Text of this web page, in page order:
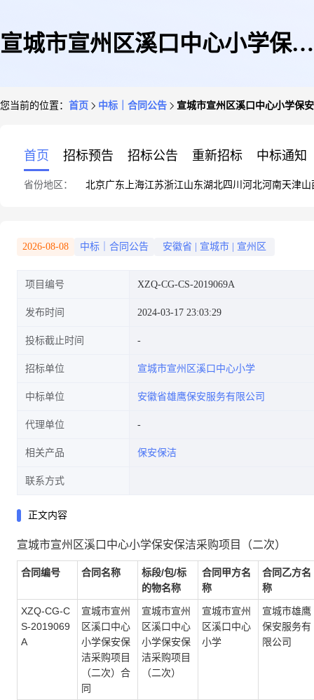
宣城市宣州区溪口中心小学保安
您当前的位置： 首页 中标｜合同公告 宣城市宣州区溪口中心小学保
首页 招标预告 招标公告 重新招标 中标通知
省份地区： 北京广东 上海江苏浙江山东湖北四川 河北河南天津山
2026-08-08 中标｜合同公告 安徽省 宣城市 宣州区
项目编号 XZQ-CG-CS-2019069A
发布时间 2024-03-17 23:03:29
投标截止时间
招标单位 宣城市宣州区溪口中心小学
中标单位 安徽省雄鹰保安服务有限公司
代理单位
相关产品 保安保洁
联系方式
正文内容
宣城市宣州区溪口中心小学保安保洁采购项目（二次）
合同编号 合同名称
标段/包/标
的物名称
合同甲方名
称
合同乙方名
称
XZQ-CG-C
S-2019069
A
宣城市宣州
区溪口中心
小学保安保
洁采购项目
（二次）合
同
宣城市宣州
区溪口中心
小学保安保
洁采购项目
（二次）
宣城市宣州
区溪口中心
小学
宣城市雄鹰
保安服务有
限公司